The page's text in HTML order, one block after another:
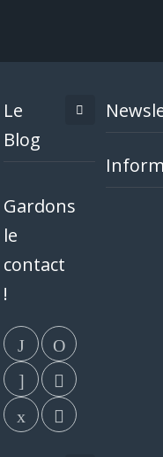
Le
Blog
Gardons
le
contact
!